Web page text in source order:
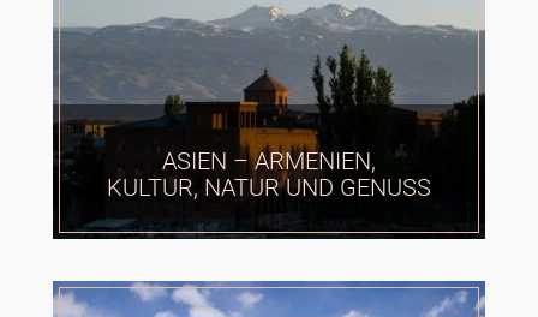
ASIEN – ARMENIEN,
KULTUR, NATUR UND GENUSS